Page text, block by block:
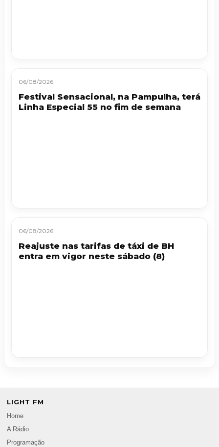
06/08/2026
Festival Sensacional, na Pampulha, terá
Linha Especial 55 no fim de semana
06/08/2026
Reajuste nas tarifas de táxi de BH
entra em vigor neste sábado (8)
LIGHT FM
Home
A Rádio
Programação